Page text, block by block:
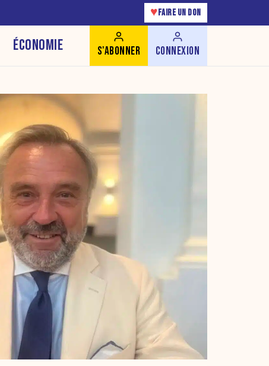
♥ FAIRE UN DON
ÉCONOMIE S'ABONNER CONNEXION